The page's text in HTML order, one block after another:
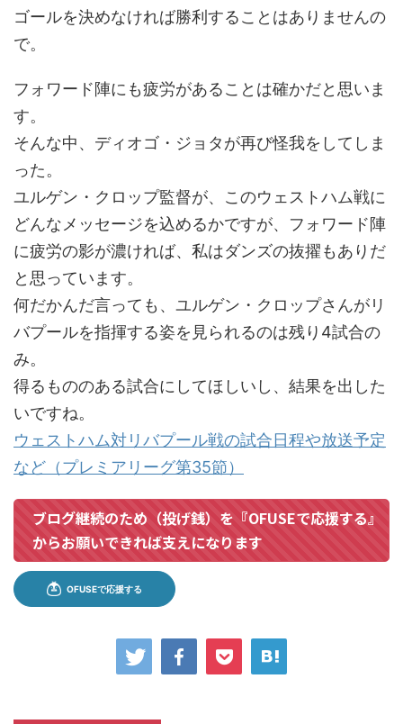
ゴールを決めなければ勝利することはありませんの
で。
フォワード陣にも疲労があることは確かだと思いま
す。
そんな中、ディオゴ・ジョタが再び怪我をしてしま
った。
ユルゲン・クロップ監督が、このウェストハム戦に
どんなメッセージを込めるかですが、フォワード陣
に疲労の影が濃ければ、私はダンズの抜擢もありだ
と思っています。
何だかんだ言っても、ユルゲン・クロップさんがリ
バプールを指揮する姿を見られるのは残り4試合の
み。
得るもののある試合にしてほしいし、結果を出した
いですね。
ウェストハム対リバプール戦の試合日程や放送予定
など（プレミアリーグ第35節）
ブログ継続のため（投げ銭）を『OFUSEで応援する』
からお願いできれば支えになります